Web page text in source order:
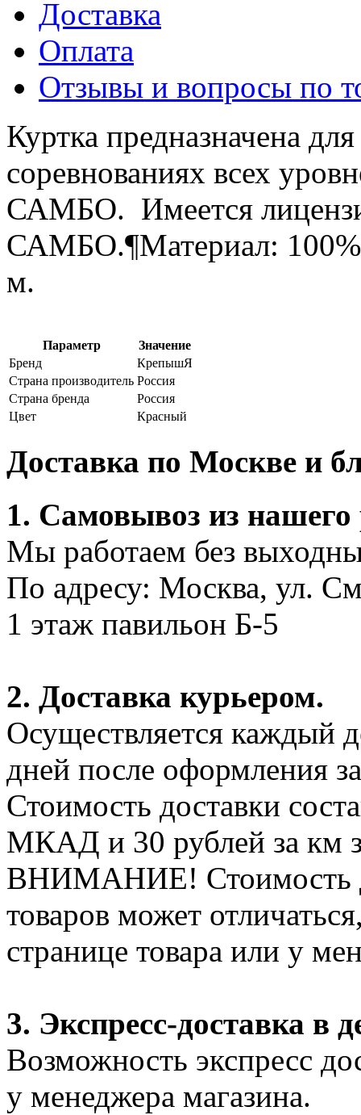
Доставка
Оплата
Отзывы и вопросы по
Куртка предназначена
соревнованиях всех
САМБО. Имеется
САМБО.¶Материал: 100%
м.
Параметр
Значение
Бренд
КрепышЯ
Страна производитель Россия
Страна бренда
Россия
Цвет
Красный
Доставка по Москве и
1. Самовывоз из нашего
Мы работаем без
По адресу: Москва, ул.
1 этаж павильон Б-5
2. Доставка курьером.
Осуществляется каждый
дней после оформления
Стоимость доставки
МКАД и 30 рублей за км
ВНИМАНИЕ! Стоимость
товаров может
странице товара или у
3. Экспресс-доставка в
Возможность экспресс
у менеджера магазина.